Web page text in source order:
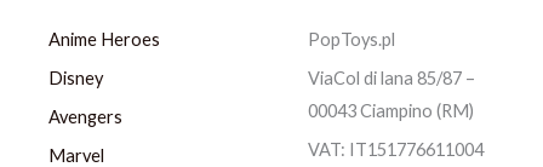
Anime Heroes
Disney
Avengers
Marvel
PopToys.pl
ViaCol di lana 85/87 –
00043 Ciampino (RM)
VAT: IT151776611004